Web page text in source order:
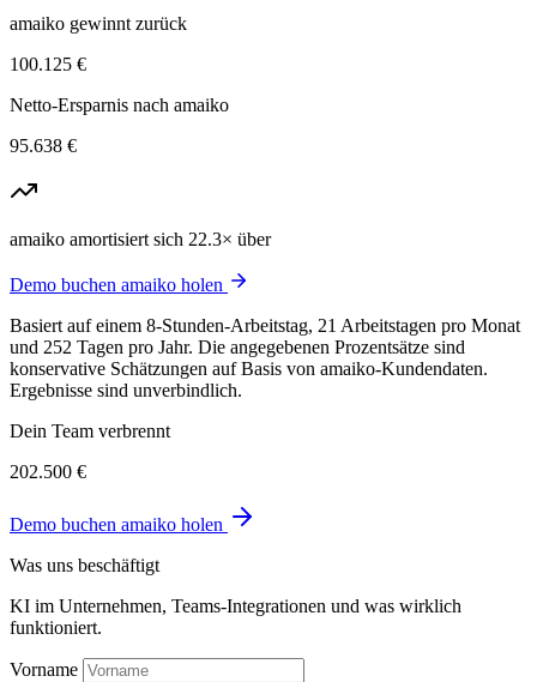
amaiko gewinnt zurück
100.125 €
Netto-Ersparnis nach amaiko
95.638 €
amaiko amortisiert sich 22.3× über
Demo buchen amaiko holen
Basiert auf einem 8-Stunden-Arbeitstag, 21 Arbeitstagen pro Monat
und 252 Tagen pro Jahr. Die angegebenen Prozentsätze sind
konservative Schätzungen auf Basis von amaiko-Kundendaten.
Ergebnisse sind unverbindlich.
Dein Team verbrennt
202.500 €
Demo buchen amaiko holen
Was uns beschäftigt
KI im Unternehmen, Teams-Integrationen und was wirklich
funktioniert.
Vorname